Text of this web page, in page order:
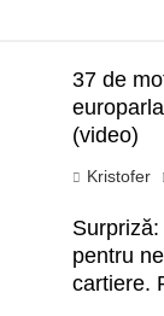
37 de
(video)
Kristofer
pentru
cartiere.